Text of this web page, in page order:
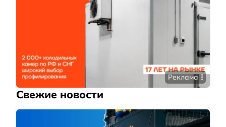
Реклама
Свежие новости